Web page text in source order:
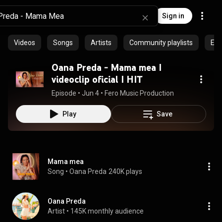
Sign in
Videos Songs Artists Community playlists
Oana Preda - Mama mea I
videoclip oficial I HIT
Episode • Jun 4 • Fero Music Production
Play Save
Mama mea
Song • Oana Preda 240K plays
Oana Preda
Artist • 145K monthly audience